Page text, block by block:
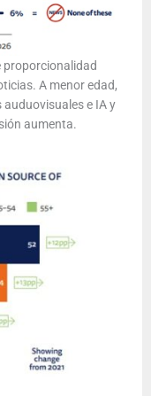
proporcionalidad
A menor edad,
e IA y
aumenta.